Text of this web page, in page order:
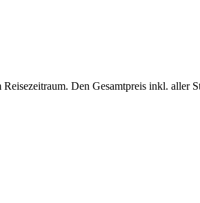
Den Gesamtpreis inkl. aller